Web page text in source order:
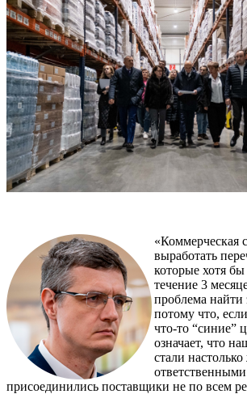
«Коммерческая
выработать
которые хотя бы
течение 3
проблема найти
потому что,
что-то “синие”
означает, что
стали
присоединились поставщики не по всем